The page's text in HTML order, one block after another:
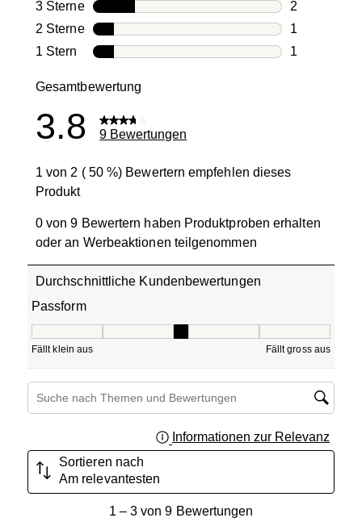
0
3 SterneSterne
2
2
2 SterneSterne
1
1
1 Stern Sterne
1
Gesamtbewertung
3.8 9 Bewertungen
1 von 2 ( 50 %) Bewertern empfehlen dieses
Produkt
0 von 9 Bewertern haben Produktproben erhalten
oder an Werbeaktionen teilgenommen
Durchschnittliche Kundenbewertungen
Passform
Fällt klein aus Fällt gross aus
Themen und Bewertungen durchsuchen Suche nach Region
Informationen zur Relevanz
Sortieren nach
Am relevantesten
1– 3 von 9 Bewertungen